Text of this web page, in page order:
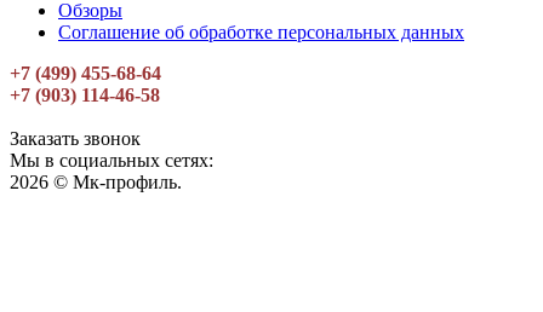
Обзоры
Соглашение об обработке персональных данных
+7 (499) 455-68-64
+7 (903) 114-46-58
Заказать звонок
Мы в социальных сетях:
2026 © Мк-профиль.